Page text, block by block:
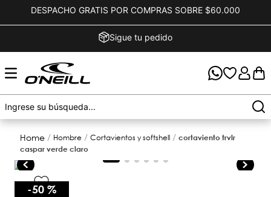
DESPACHO GRATIS POR COMPRAS SOBRE $60.000
Sigue tu pedido
hombre cortavientos y softshell
cortaviento trvlr
caspar verde claro
-50 %